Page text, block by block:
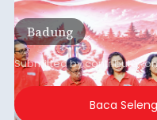
Pejuang Dialisis yang
Ruang Kertha Gosana,
(9/8/2026).
Badung
Submitted bycontributor
Baca